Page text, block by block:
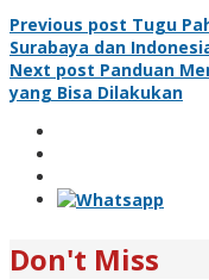
Previous post Tugu
Surabaya dan
Next post Panduan
yang Bisa Dilakukan
Don't Miss